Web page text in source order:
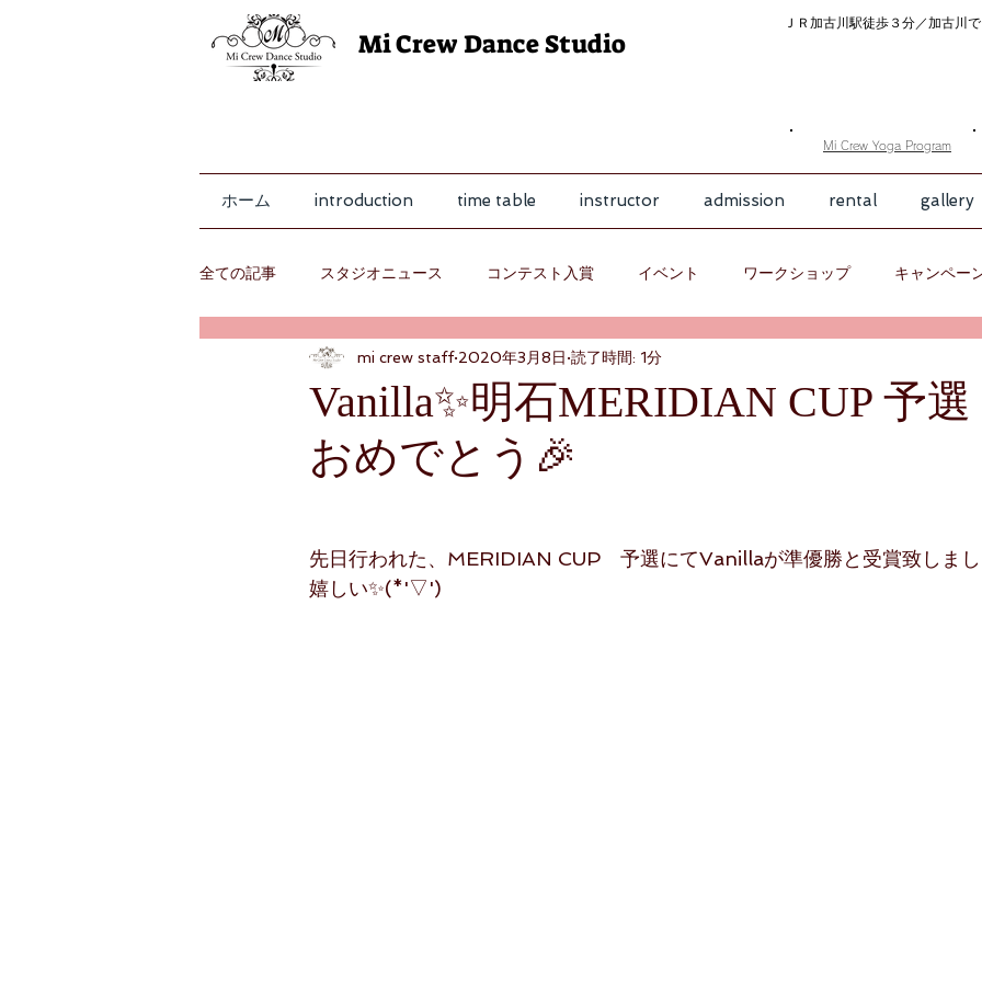
Mi Crew Dance Studio
ＪＲ加古川駅徒歩３分／加古川
​Mi Crew Yoga Program
ホーム introduction time table instructor admission rental gallery
全ての記事 スタジオニュース コンテスト入賞 イベント ワークショップ キャンペー
Vanilla✨明石MERIDIAN CUP 予
おめでとう🎉
mi crew staff 2020年3月8日 読了時間: 1分
先日行われた、MERIDIAN CUP　予選にてVanillaが準優勝と受賞致しま
嬉しい✨(*'▽')